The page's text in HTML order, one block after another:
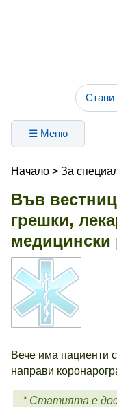
Стани
☰ Меню
Начало > За
Във
грешки,
медицински
Вече има пациенти
направи
* Статията е